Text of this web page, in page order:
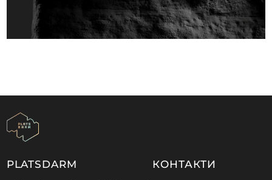
PLATSDARM КОНТАКТИ